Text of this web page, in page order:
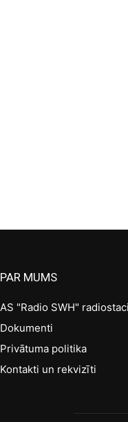
PAR MUMS
AS "Radio SWH"
Dokumenti
Privātuma politika
Kontakti un rekvizīti